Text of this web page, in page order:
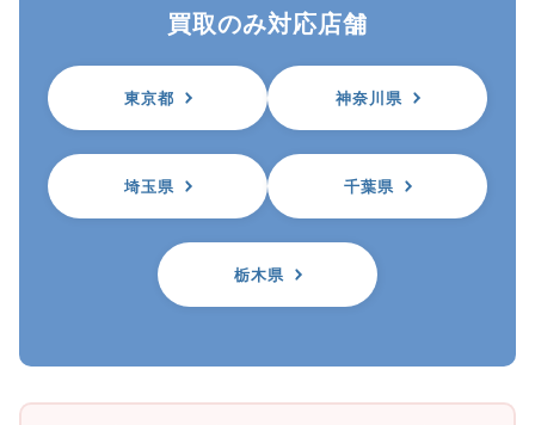
買取のみ対応店舗
東京都 神奈川県
埼玉県 千葉県
栃木県